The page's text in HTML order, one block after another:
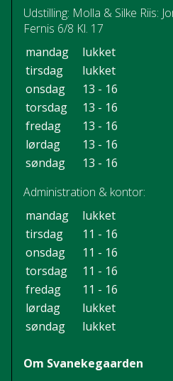
Udstilling: Molla & Silke Riis:
Fernis 6/8 Kl. 17
mandag
lukket
tirsdag
lukket
onsdag
13 - 16
torsdag
13 - 16
fredag
13 - 16
lørdag
13 - 16
søndag
13 - 16
Administration & kontor:
mandag
lukket
tirsdag
11 - 16
onsdag
11 - 16
torsdag
11 - 16
fredag
11 - 16
lørdag
lukket
søndag
lukket
Om Svanekegaarden